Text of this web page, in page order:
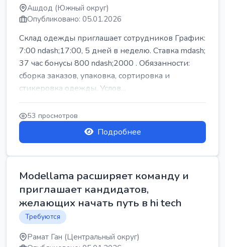
Ашдод (Южный округ)
Опубликовано: 05.01.2026
Склад одежды приглашает сотрудников График:
7:00 ndash;17:00, 5 дней в неделю. Ставка mdash;
37 час бонусы 800 ndash;2000 . Обязанности:
сборка заказов, упаковка, сортировка и
стикеровка одежды. Услов...
53 просмотров
Подробнее
Modellama расширяет команду и
приглашает кандидатов,
желающих начать путь в hi tech
Требуются
Рамат Ган (Центральный округ)